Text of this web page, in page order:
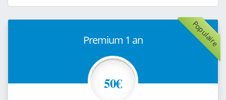
Populaire
Premium 1 an
50€